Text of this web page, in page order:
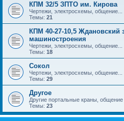
КПМ 32/5 ЗПТО им. Кирова
Чертежи, электросхемы, общение...
Темы: 21
КПМ 40-27-10,5 Ждановский
машиностроения
Чертежи, электросхемы, общение...
Темы: 18
Сокол
Чертежи, электросхемы, общение...
Темы: 29
Другое
Другие портальные краны,
Темы: 23